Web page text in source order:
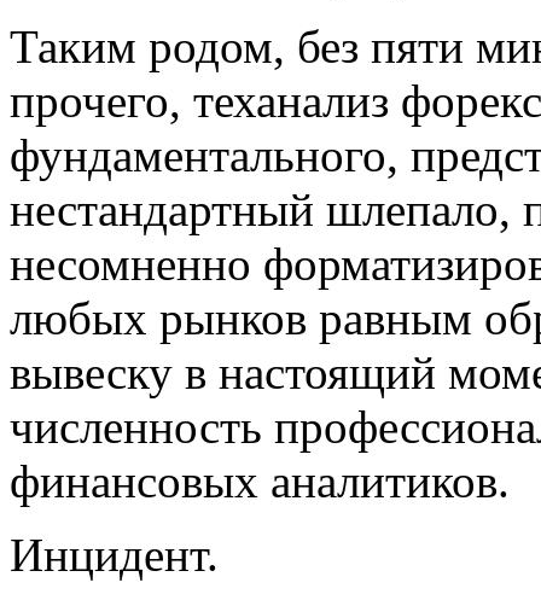
Таким родом, без пяти
прочего, теханализ
фундаментального,
нестандартный шлепало,
несомненно
любых рынков равным
вывеску в настоящий
численность
финансовых аналитиков.
Инцидент.